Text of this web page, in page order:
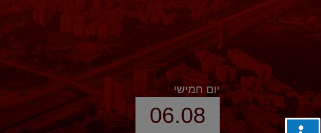
יום חמישי
06.08